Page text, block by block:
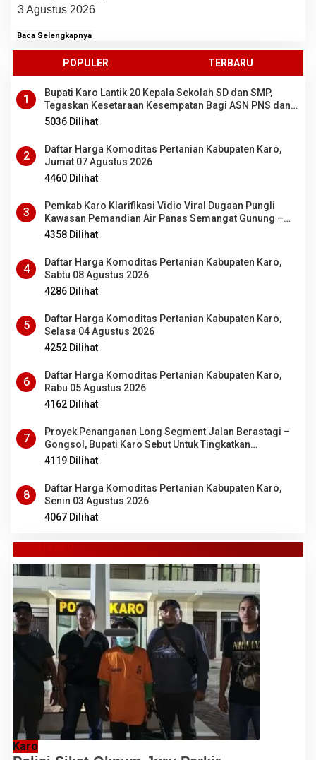
3 Agustus 2026
Baca Selengkapnya
POPULER TERBARU
1
Bupati Karo Lantik 20 Kepala Sekolah SD dan SMP,
Tegaskan Kesetaraan Kesempatan Bagi ASN PNS dan
PPPK
5036 Dilihat
2
Daftar Harga Komoditas Pertanian Kabupaten Karo,
Jumat 07 Agustus 2026
4460 Dilihat
3
Pemkab Karo Klarifikasi Vidio Viral Dugaan Pungli
Kawasan Pemandian Air Panas Semangat Gunung –
Doulu
4358 Dilihat
4
Daftar Harga Komoditas Pertanian Kabupaten Karo,
Sabtu 08 Agustus 2026
4286 Dilihat
5
Daftar Harga Komoditas Pertanian Kabupaten Karo,
Selasa 04 Agustus 2026
4252 Dilihat
6
Daftar Harga Komoditas Pertanian Kabupaten Karo,
Rabu 05 Agustus 2026
4162 Dilihat
7
Proyek Penanganan Long Segment Jalan Berastagi –
Gongsol, Bupati Karo Sebut Untuk Tingkatkan
Kenyamanan Wisata, Pertanian dan Perekonomian
4119 Dilihat
8
Daftar Harga Komoditas Pertanian Kabupaten Karo,
Senin 03 Agustus 2026
4067 Dilihat
TANAH KARO
Karo